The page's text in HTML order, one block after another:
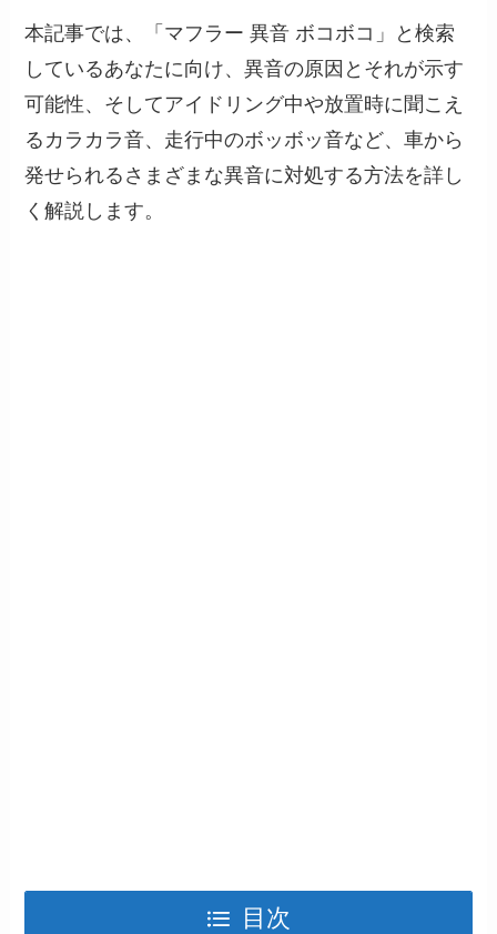
本記事では、「マフラー 異音 ボコボコ」と検索
しているあなたに向け、異音の原因とそれが示す
可能性、そしてアイドリング中や放置時に聞こえ
るカラカラ音、走行中のボッボッ音など、車から
発せられるさまざまな異音に対処する方法を詳し
く解説します。
目次